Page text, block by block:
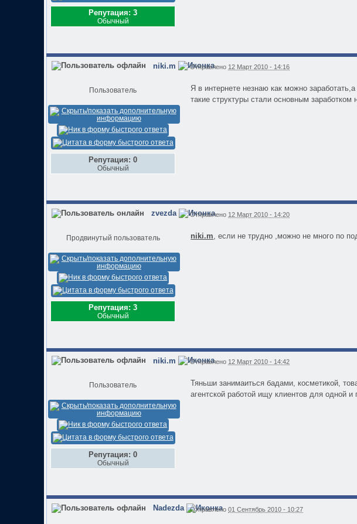
Репутация: 3
Обычный
niki.m
Пользователь
Репутация: 0
Обычный
Отправлено 12 Март 2010 - 14:16
Я в интернете незнаю как можно
такие структуры стали основным
zvezda
Продвинутый пользователь
Репутация: 3
Обычный
Отправлено 12 Март 2010 - 14:20
niki.m , если не трудно ,можно не много по
niki.m
Пользователь
Репутация: 0
Обычный
Отправлено 12 Март 2010 - 14:42
Тяньши занимаиться бадами, косметикой,
агентской работой ищу клиентов для одной
Nadezda Отправлено01 Сентябрь 2010 - 10:27